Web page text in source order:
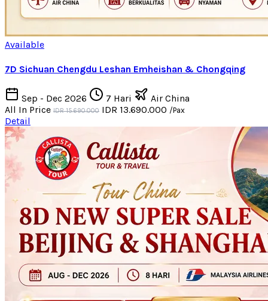
Available
7D Sichuan Chengdu Leshan Emheishan & Chongqing
Sep - Dec 2026 7 Hari
Air China
All In Price IDR 15.690.000 IDR 13.690.000 /Pax
Detail